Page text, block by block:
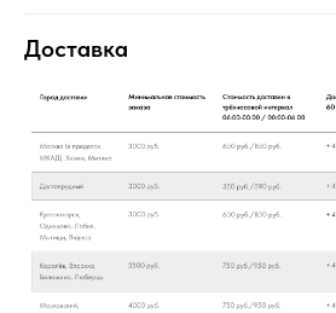
Доставка